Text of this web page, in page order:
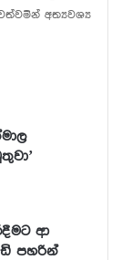
අත්‍යවශ්‍ය
ආ
පහරින්